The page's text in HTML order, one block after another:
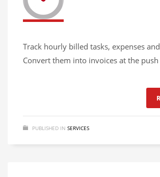
Track hourly billed tasks, expenses
Convert them into invoices at the
PUBLISHED IN SERVICES